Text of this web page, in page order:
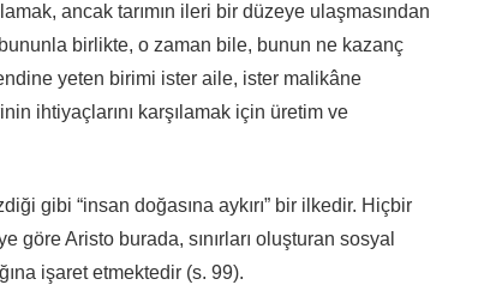
ancak tarımın ileri bir düzeye ulaşmasından
birlikte, o zaman bile, bunun ne kazanç
yeten birimi ister aile, ister malikâne
ihtiyaçlarını karşılamak için üretim ve
gibi “insan doğasına aykırı” bir ilkedir. Hiçbir
göre Aristo burada, sınırları oluşturan sosyal
işaret etmektedir (s. 99).